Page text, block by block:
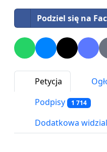
Podziel się na
Petycja
Podpisy 1 714
Dodatkowa